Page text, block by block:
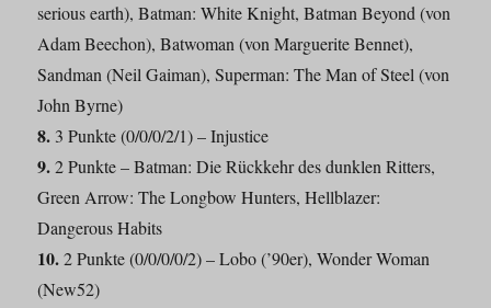
serious earth), Batman: White Knight, Batman Beyond (von
Adam Beechon), Batwoman (von Marguerite Bennet),
Sandman (Neil Gaiman), Superman: The Man of Steel (von
John Byrne)
8. 3 Punkte (0/0/0/2/1) – Injustice
9.2 Punkte – Batman: Die Rückkehr des dunklen Ritters,
Green Arrow: The Longbow Hunters, Hellblazer:
Dangerous Habits
10.2 Punkte (0/0/0/0/2) – Lobo (’90er), Wonder Woman
(New52)